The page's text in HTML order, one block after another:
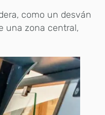
como un desván
una zona central,